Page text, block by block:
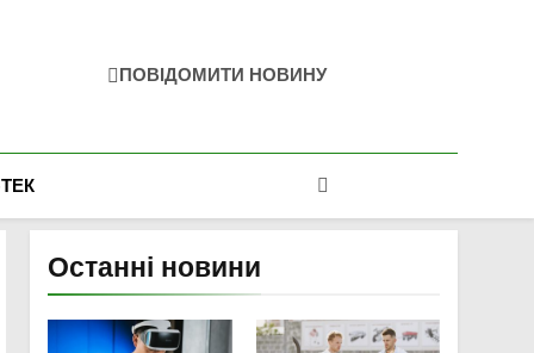
ПОВІДОМИТИ НОВИНУ
Останні новини